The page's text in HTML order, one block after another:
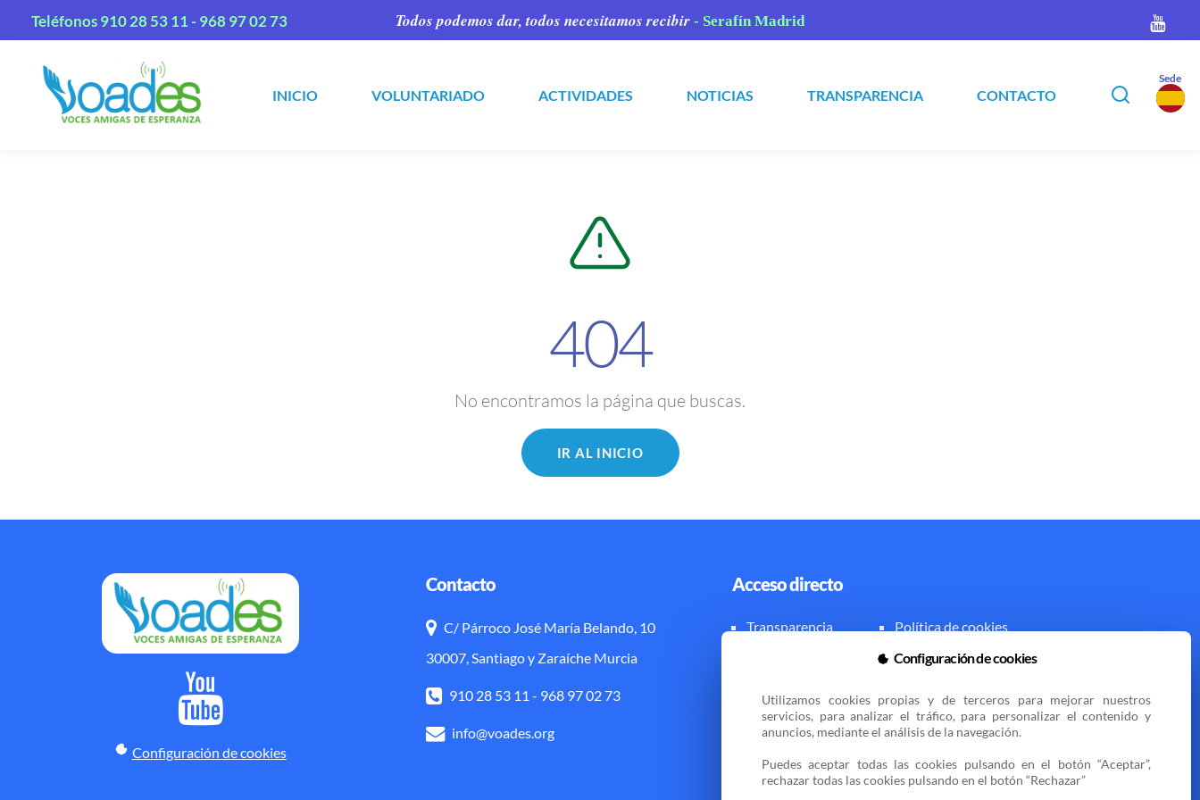
Teléfonos910 28 53 11 -968 97 02 73 Todos podemos dar, todos necesitamos recibir - Serafín Madrid
INICIO VOLUNTARIADO ACTIVIDADES NOTICIAS TRANSPARENCIA CONTACTO
Sede
404
No encontramos la página que buscas.
IR AL INICIO
Configuración de cookies
Contacto
C/ Párroco José María Belando, 10
30007, Santiago y Zaraíche Murcia
910 28 53 11 - 968 97 02 73
info@voades.org
Acceso directo
Transparencia
Política de cookies
Zona privada
Configuración de cookies
Utilizamos cookies propias y de terceros para mejorar nuestros
servicios, para analizar el tráfico, para personalizar el contenido y
anuncios, mediante el análisis de la navegación.
Puedes aceptar todas las cookies pulsando en el botón “Aceptar”,
rechazar todas las cookies pulsando en el botón “Rechazar”